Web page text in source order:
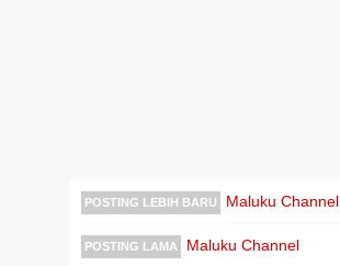
POSTING LEBIH BARU Maluku Channel
POSTING LAMA Maluku Channel